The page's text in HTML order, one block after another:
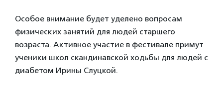
Особое внимание будет уделено вопросам
физических занятий для людей старшего
возраста. Активное участие в фестивале примут
ученики школ скандинавской ходьбы для людей с
диабетом Ирины Слуцкой.